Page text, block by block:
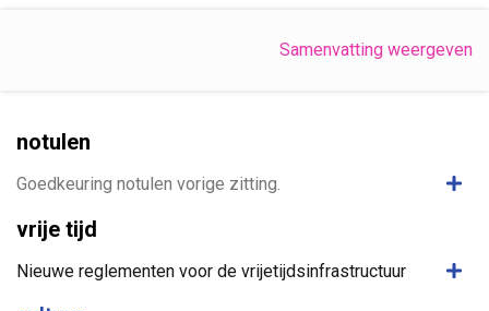
Samenvatting weergeven
notulen
Goedkeuring notulen vorige zitting.
vrije tijd
Nieuwe reglementen voor de vrijetijdsinfrastructuur